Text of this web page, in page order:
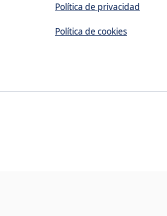
Política de privacidad
Política de cookies